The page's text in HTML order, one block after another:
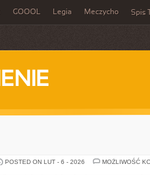
GOOOL Legia Meczycho Spis
POSTED ON LUT - 6 - 2026
MOŻLIWOŚĆ